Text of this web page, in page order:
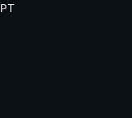
PT